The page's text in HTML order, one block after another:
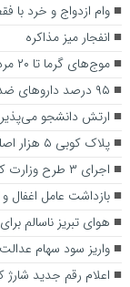
وام ازدواج و خرد
انفجار میز مذاکره
موج‌های گرما تا ۲۰ مرداد ادامه دارد
۹۵ درصد دارو‌های ضدسرطان داخل کشور تولید می‌شود
ارتش دانشجو
پلاک کوبی ۵ هزار اصله درخت در آذربایجان شرقی
اجرای ۳ طرح وزارت کار در ۹۰ شهرستان برای جلوگیری از خروج نیروی فعال
بازداشت عامل اغفال و
هوای تبریز ناسالم
واریز سود سهام
اعلام رقم جدید شارژ